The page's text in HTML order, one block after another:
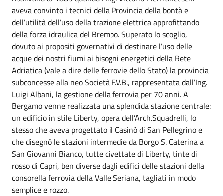
aveva convinto i tecnici della Provincia della bontà e
dell’utilità dell’uso della trazione elettrica approfittando
della forza idraulica del Brembo. Superato lo scoglio,
dovuto ai propositi governativi di destinare l’uso delle
acque dei nostri fiumi ai bisogni energetici della Rete
Adriatica (vale a dire delle ferrovie dello Stato) la provincia
subconcesse alla neo Società F.V.B., rappresentata dall’Ing.
Luigi Albani, la gestione della ferrovia per 70 anni. A
Bergamo venne realizzata una splendida stazione centrale:
un edificio in stile Liberty, opera dell’Arch.Squadrelli, lo
stesso che aveva progettato il Casinò di San Pellegrino e
che disegnò le stazioni intermedie da Borgo S. Caterina a
San Giovanni Bianco, tutte civettate di Liberty, tinte di
rosso di Capri, ben diverse dagli edifici delle stazioni della
consorella ferrovia della Valle Seriana, tagliati in modo
semplice e rozzo.